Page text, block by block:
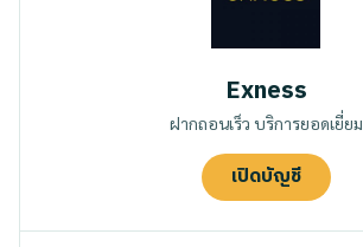
Exness
ฝากถอนเร็ว บริการยอดเยี่ยม
เปิดบัญชี